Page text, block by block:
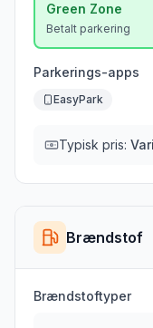
Green Zone
Betalt parkering
Parkerings-apps
EasyPark
Typisk pris:
Brændstof
Brændstoftyper